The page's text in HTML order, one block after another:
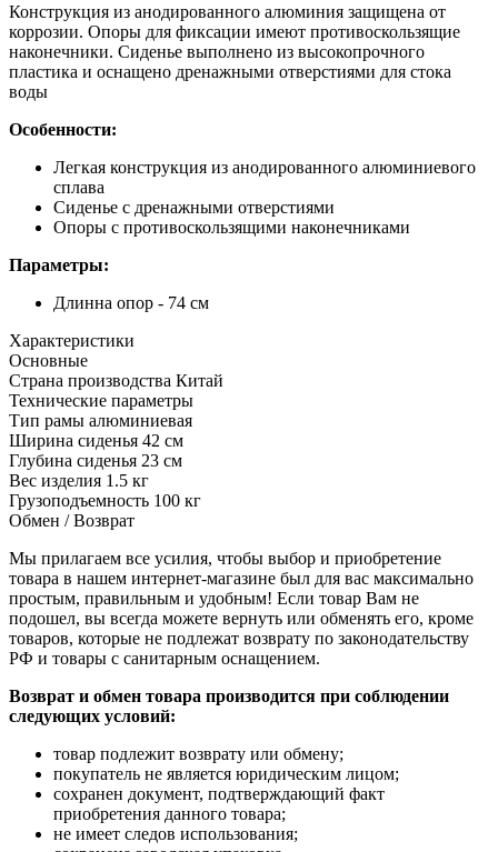
Конструкция из анодированного алюминия защищена от
коррозии. Опоры для фиксации имеют противоскользящие
наконечники. Сиденье выполнено из высокопрочного
пластика и оснащено дренажными отверстиями для стока
воды
Особенности:
Легкая конструкция из анодированного алюминиевого
сплава
Сиденье с дренажными отверстиями
Опоры с противоскользящими наконечниками
Параметры:
Длинна опор - 74 см
Характеристики
Основные
Страна производства Китай
Технические параметры
Тип рамы алюминиевая
Ширина сиденья 42 см
Глубина сиденья 23 см
Вес изделия 1.5 кг
Грузоподъемность 100 кг
Обмен / Возврат
Мы прилагаем все усилия, чтобы выбор и приобретение
товара в нашем интернет-магазине был для вас максимально
простым, правильным и удобным! Если товар Вам не
подошел, вы всегда можете вернуть или обменять его, кроме
товаров, которые не подлежат возврату по законодательству
РФ и товары с санитарным оснащением.
Возврат и обмен товара производится при соблюдении
следующих условий:
товар подлежит возврату или обмену;
покупатель не является юридическим лицом;
сохранен документ, подтверждающий факт
приобретения данного товара;
не имеет следов использования;